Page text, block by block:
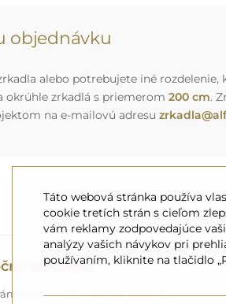
objednávku
alebo potrebujete iné
okrúhle zrkadlá s priemerom 200 cm.
na e-mailovú adresu
preprava
sa o to, aby zrkadlo, ktoré ste si
Táto webová stránka používa
cookie tretích strán s cieľom
vám reklamy zodpovedajúce
analýzy vašich návykov pri
používaním, kliknite na tlačidlo